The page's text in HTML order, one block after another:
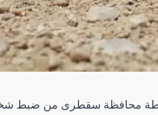
محافظة سقطرى من ضبط